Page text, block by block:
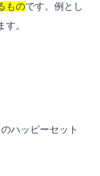
ものです。例とし
。
ハッピーセット